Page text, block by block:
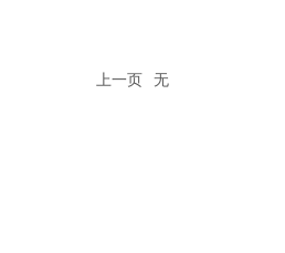
上一页 无